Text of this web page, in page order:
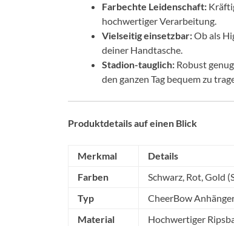
Farbechte Leidenschaft:
hochwertiger Verarbeitung.
Vielseitig einsetzbar:Ob als
deiner Handtasche.
Stadion-tauglich: Robust
den ganzen Tag bequem zu
Produktdetails auf einen Blick
Merkmal
Details
Farben
Schwarz, Rot, Gold
Typ
CheerBow
Material
Hochwertiger